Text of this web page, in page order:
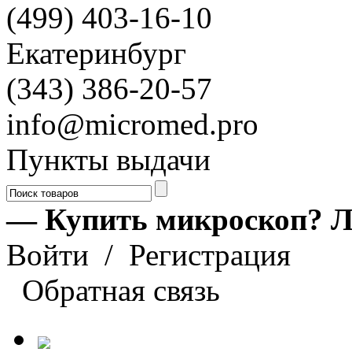
(499) 403-16-10
Екатеринбург
(343) 386-20-57
info@micromed.pro
Пункты выдачи
— Купить микроскоп?
Войти / Регистрация
Обратная связь